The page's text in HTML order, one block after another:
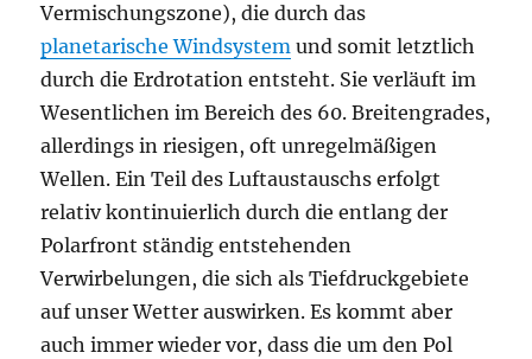
Vermischungszone), die durch das
planetarische Windsystem und somit letztlich
durch die Erdrotation entsteht. Sie verläuft im
Wesentlichen im Bereich des 60. Breitengrades,
allerdings in riesigen, oft unregelmäßigen
Wellen. Ein Teil des Luftaustauschs erfolgt
relativ kontinuierlich durch die entlang der
Polarfront ständig entstehenden
Verwirbelungen, die sich als Tiefdruckgebiete
auf unser Wetter auswirken. Es kommt aber
auch immer wieder vor, dass die um den Pol